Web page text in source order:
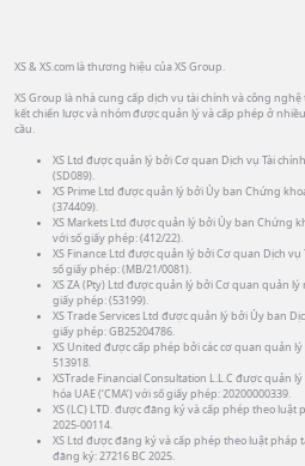
XS & XS.com là thương hiệu của XS Group.
XS Group là nhà cung cấp dịch vụ tài chính và công
kết chiến lược và nhóm được quản lý và cấp phép ở
cầu.
XS Ltd được quản lý bởi Cơ quan Dịch vụ Tài
(SD089).
XS Prime Ltd được quản lý bởi Ủy ban Chứng
(374409).
XS Markets Ltd được quản lý bởi Ủy ban Chứng
với số giấy phép: (412/22).
XS Finance Ltd được quản lý bởi Cơ quan Dịch vụ
số giấy phép: (MB/21/0081).
XS ZA (Pty) Ltd được quản lý bởi Cơ quan quản lý
giấy phép: (53199).
XS Trade Services Ltd được quản lý bởi Ủy ban
giấy phép: GB25204786.
XS United được cấp phép bởi các cơ quan quản
513918.
XSTrade Financial Consultation L.L.C được quản
hóa UAE (‘CMA’) với số giấy phép: 20200000339.
XS (LC) LTD. được đăng ký và cấp phép theo luật
2025-00114.
XS Ltd được đăng ký và cấp phép theo luật pháp
đăng ký: 27216 BC 2025.